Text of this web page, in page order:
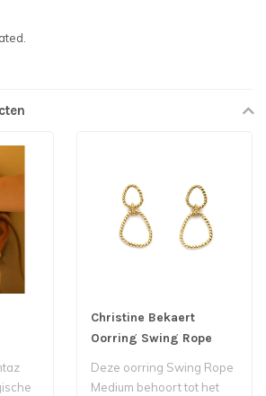
Christine Bekaert
Oorring Swing Rope
Deze oorring Swing Rope
Medium behoort tot het